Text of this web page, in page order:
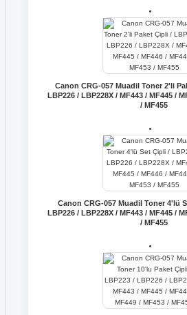
Canon CRG-057 Muadil Toner 2'li
LBP226 / LBP228X / MF443 / MF445 /
/ MF455
Canon CRG-057 Muadil Toner 4'lü
LBP226 / LBP228X / MF443 / MF445 /
/ MF455